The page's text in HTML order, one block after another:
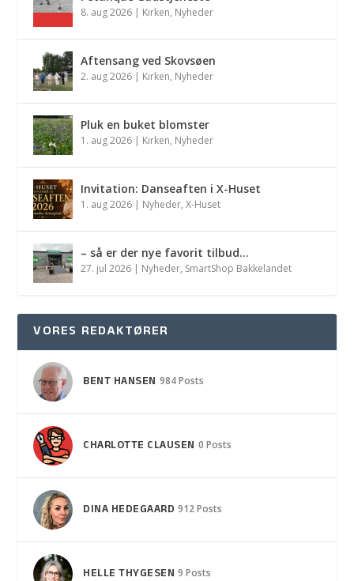
8. aug 2026 | Kirken, Nyheder
Aftensang ved Skovsøen
2. aug 2026 | Kirken, Nyheder
Pluk en buket blomster
1. aug 2026 | Kirken, Nyheder
Invitation: Danseaften i X-Huset
1. aug 2026 | Nyheder,X-Huset
– så er der nye favorit tilbud…
27. jul 2026 | Nyheder, SmartShop Bakkelandet
VORES REDAKTØRER
BENT HANSEN 984 Posts
CHARLOTTE CLAUSEN 0 Posts
DINA HEDEGAARD 912 Posts
HELLE THYGESEN 9 Posts